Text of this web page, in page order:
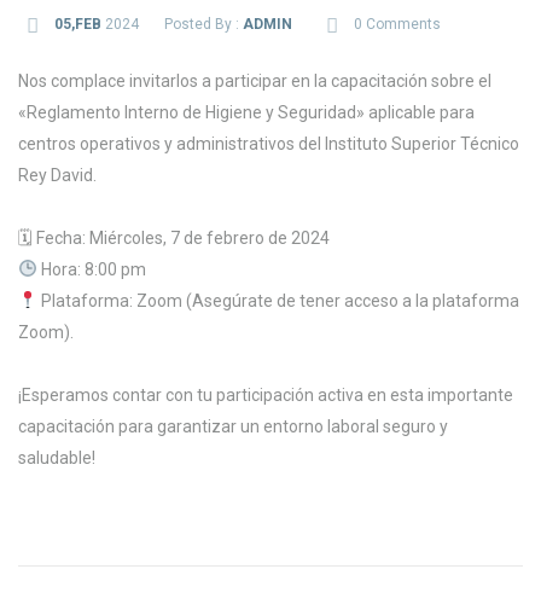
05,FEB 2024 Posted By : ADMIN 0 Comments
Nos complace invitarlos a participar en la capacitación sobre el
«Reglamento Interno de Higiene y Seguridad» aplicable para
centros operativos y administrativos del Instituto Superior Técnico
Rey David.
🗓 Fecha: Miércoles, 7 de febrero de 2024
Hora: 8:00 pm
Plataforma: Zoom (Asegúrate de tener acceso a la plataforma
Zoom).
¡Esperamos contar con tu participación activa en esta importante
capacitación para garantizar un entorno laboral seguro y
saludable!